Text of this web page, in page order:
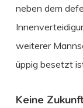
neben dem
weiterer
üppig besetzt
Keine